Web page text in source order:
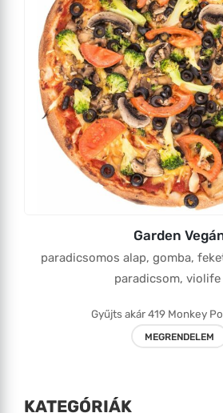
KATEGÓRIÁK
Garden
paradicsomos alap, gomba,
paradicsom,
Gyűjts akár419Monkey
MEGRENDELEM